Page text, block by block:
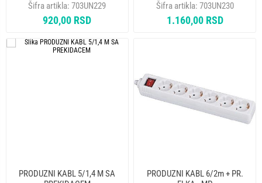
Šifra artikla:703UN229
920,00 RSD
Šifra artikla: 703UN230
1.160,00 RSD
PRODUZNI KABL 5/1,4 M SA
PRODUZNI KABL 6/2m + PR.